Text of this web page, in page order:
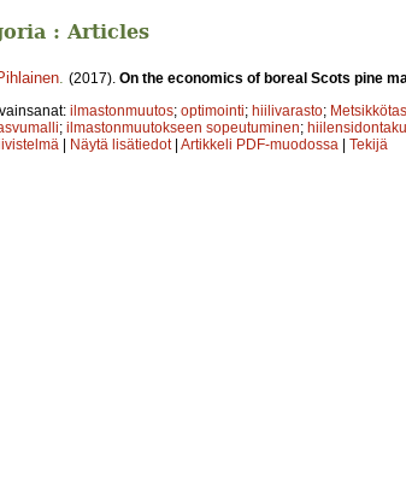
: Articles
(2017). On the economics of boreal Scots pine
ilmastonmuutos; optimointi; hiilivarasto;
; ilmastonmuutokseen sopeutuminen;
| Näytä lisätiedot | Artikkeli PDF-muodossa | Tekijä